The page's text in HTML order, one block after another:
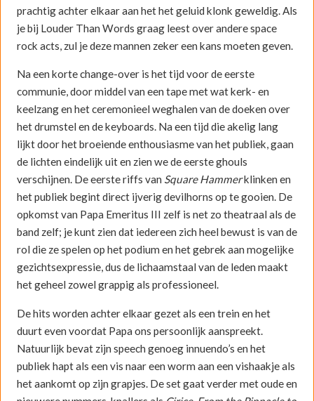
prachtig achter elkaar aan het het geluid klonk geweldig. Als
je bij Louder Than Words graag leest over andere space
rock acts, zul je deze mannen zeker een kans moeten geven.
Na een korte change-over is het tijd voor de eerste
communie, door middel van een tape met wat kerk- en
keelzang en het ceremonieel weghalen van de doeken over
het drumstel en de keyboards. Na een tijd die akelig lang
lijkt door het broeiende enthousiasme van het publiek, gaan
de lichten eindelijk uit en zien we de eerste ghouls
verschijnen. De eerste riffs van Square Hammerklinken en
het publiek begint direct ijverig devilhorns op te gooien. De
opkomst van Papa Emeritus III zelf is net zo theatraal als de
band zelf; je kunt zien dat iedereen zich heel bewust is van de
rol die ze spelen op het podium en het gebrek aan mogelijke
gezichtsexpressie, dus de lichaamstaal van de leden maakt
het geheel zowel grappig als professioneel.
De hits worden achter elkaar gezet als een trein en het
duurt even voordat Papa ons persoonlijk aanspreekt.
Natuurlijk bevat zijn speech genoeg innuendo’s en het
publiek hapt als een vis naar een worm aan een vishaakje als
het aankomt op zijn grapjes. De set gaat verder met oude en